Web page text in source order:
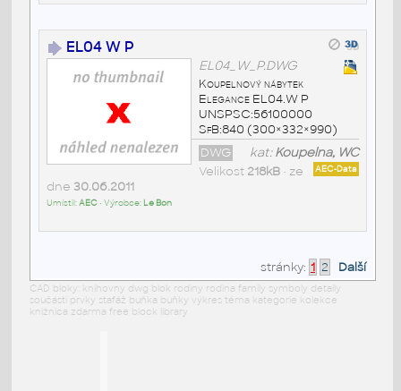
EL04 W P
EL04_W_P.DWG
Koupelnový nábytek
Elegance EL04.W P
UNSPSC:56100000
SfB:840 (300×332×990)
kat:Koupelna, WC
DWG
AEC-Data
Velikost 218kB• ze
dne 30.06.2011
Umístil:AEC• Výrobce: Le Bon
stránky: 1 2 Další
CAD bloky: knihovny dwg blok rodiny rodina family symboly detaily
součásti prvky stafáž buňka buňky výkres téma kategorie kolekce
knižnica zdarma free block library